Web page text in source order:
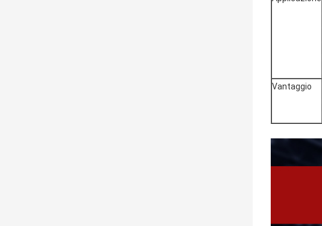
Vantaggio